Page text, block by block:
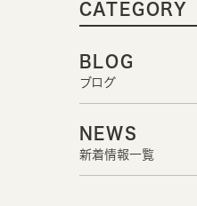
CATEGORY
BLOG
ブログ
NEWS
新着情報一覧